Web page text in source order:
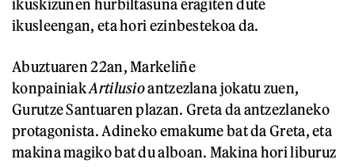
ikuskizunen hurbiltasuna eragiten dute
ikusleengan, eta hori ezinbestekoa da.
Abuztuaren 22an, Markeliñe
konpainiakArtilusioantzezlana jokatu zuen,
Gurutze Santuaren plazan. Greta da antzezlaneko
protagonista. Adineko emakume bat da Greta, eta
makina magiko bat du alboan. Makina hori liburuz